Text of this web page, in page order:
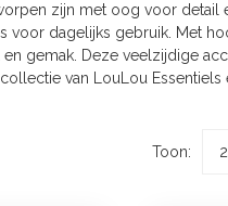
zijn met oog voor detail
dagelijks gebruik. Met
gemak. Deze veelzijdige
van LouLou
Toon: